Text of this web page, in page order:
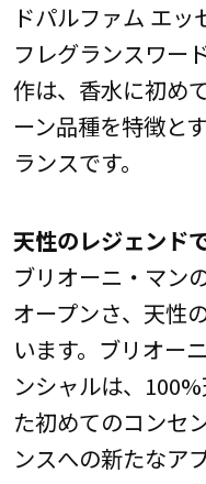
ドパルファム エッ
フレグランスワー
作は、香水に初め
ーン品種を特徴と
ランスです。
天性のレジェンド
ブリオーニ・マン
オープンさ、天性
います。ブリオー
ンシャルは、
た初めてのコンセ
ンスへの新たなア